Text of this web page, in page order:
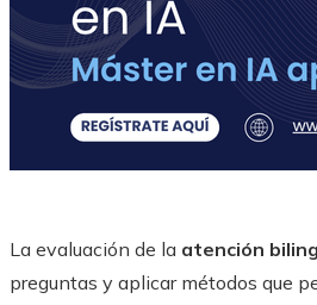
La evaluación de la atención
preguntas y aplicar métodos que